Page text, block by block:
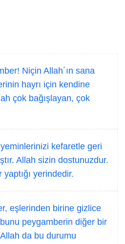
Niçin Allah´ın sana
hayrı için kendine
çok bağışlayan, çok
kefaretle geri
Allah sizin dostunuzdur.
yerindedir.
eşlerinden birine gizlice
peygamberin diğer bir
da bu durumu